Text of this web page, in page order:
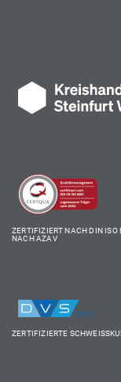
ZERTIFIZIERT NACH DIN
NACH AZAV
ZERTIFIZIERTE